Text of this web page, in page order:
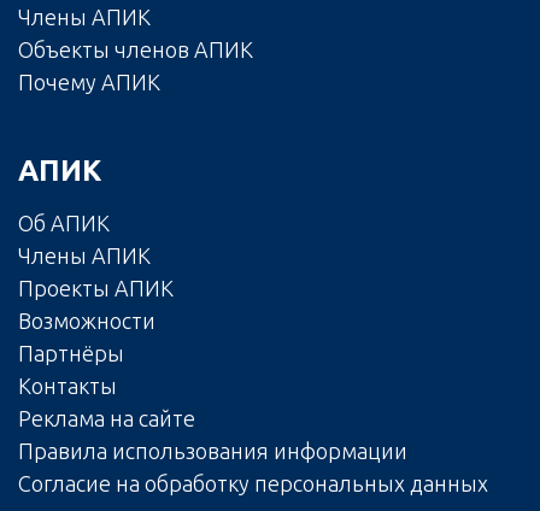
Члены АПИК
Объекты членов АПИК
Почему АПИК
АПИК
Об АПИК
Члены АПИК
Проекты АПИК
Возможности
Партнёры
Контакты
Реклама на сайте
Правила использования информации
Согласие на обработку персональных данных